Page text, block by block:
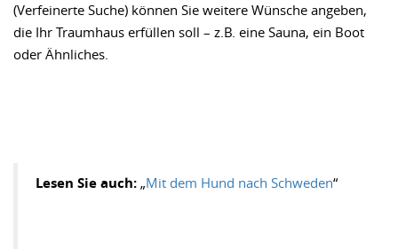
(Verfeinerte Suche) können Sie weitere Wünsche angeben,
die Ihr Traumhaus erfüllen soll – z.B. eine Sauna, ein Boot
oder Ähnliches.
Lesen Sie auch: „Mit dem Hund nach Schweden“